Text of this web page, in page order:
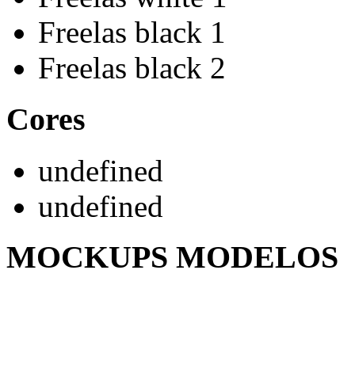
Freelas black 1
Freelas black 2
Cores
undefined
undefined
MOCKUPS MODELOS